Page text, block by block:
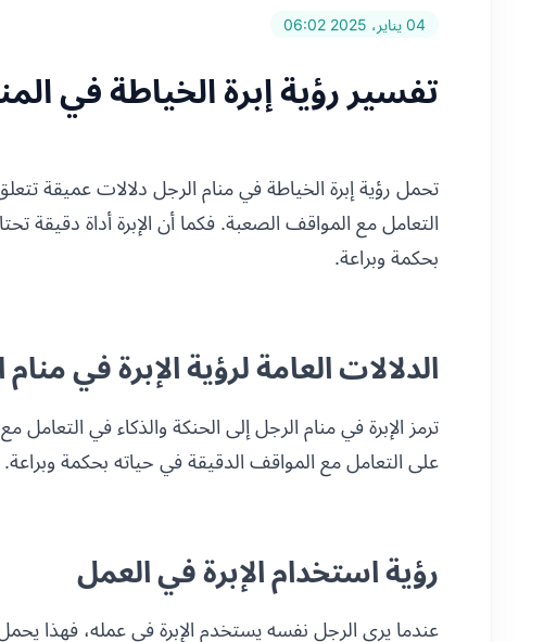
04 يناير، 2025 06:02
تفسير رؤية إبرة الخياطة في
تحمل رؤية إبرة الخياطة في منام الرجل دلالات عميقة
التعامل مع المواقف الصعبة. فكما أن الإبرة أداة دقيقة
بحكمة وبراعة.
الدلالات العامة لرؤية الإبرة في
ترمز الإبرة في منام الرجل إلى الحنكة والذكاء في
على التعامل مع المواقف الدقيقة في حياته بحكمة وبراعة.
رؤية استخدام الإبرة في العمل
عندما يرى الرجل نفسه يستخدم الإبرة في عمله، فهذا